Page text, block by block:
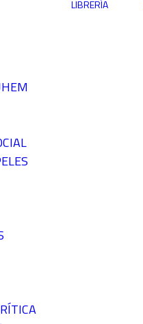
LIBRERÍA